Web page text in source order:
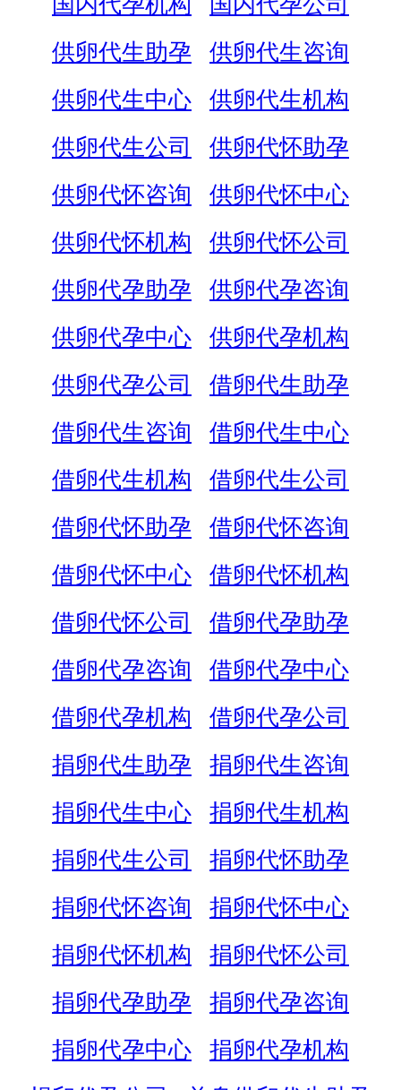
供卵代生助孕
供卵代生咨询
供卵代生中心
供卵代生机构
供卵代生公司
供卵代怀助孕
供卵代怀咨询
供卵代怀中心
供卵代怀机构
供卵代怀公司
供卵代孕助孕
供卵代孕咨询
供卵代孕中心
供卵代孕机构
供卵代孕公司
借卵代生助孕
借卵代生咨询
借卵代生中心
借卵代生机构
借卵代生公司
借卵代怀助孕
借卵代怀咨询
借卵代怀中心
借卵代怀机构
借卵代怀公司
借卵代孕助孕
借卵代孕咨询
借卵代孕中心
借卵代孕机构
借卵代孕公司
捐卵代生助孕
捐卵代生咨询
捐卵代生中心
捐卵代生机构
捐卵代生公司
捐卵代怀助孕
捐卵代怀咨询
捐卵代怀中心
捐卵代怀机构
捐卵代怀公司
捐卵代孕助孕
捐卵代孕咨询
捐卵代孕中心
捐卵代孕机构